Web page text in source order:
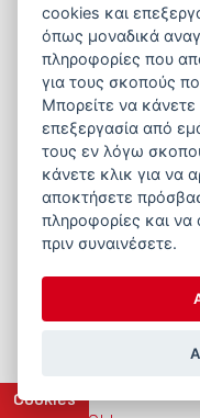
Cookies
cookies και
όπως μοναδικά
πληροφορίες που
για τους σκοπούς
Μπορείτε να κάνετε
επεξεργασία από
τους εν λόγω
κάνετε κλικ για να
αποκτήσετε
πληροφορίες και να
πριν συναινέσετε.